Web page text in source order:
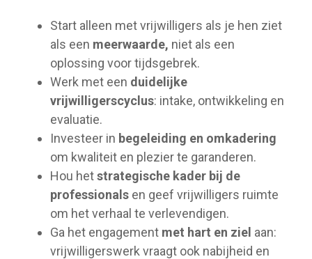
Start alleen met vrijwilligers als je hen ziet
als een meerwaarde, niet als een
oplossing voor tijdsgebrek.
Werk met een duidelijke
vrijwilligerscyclus: intake, ontwikkeling en
evaluatie.
Investeer in begeleiding en omkadering
om kwaliteit en plezier te garanderen.
Hou hetstrategische kader bij de
professionals en geef vrijwilligers ruimte
om het verhaal te verlevendigen.
Ga het engagement met hart en ziel aan:
vrijwilligerswerk vraagt ook nabijheid en